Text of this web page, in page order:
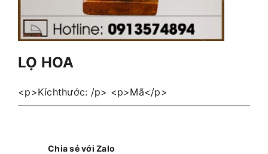
LỌ HOA
<p>Kíchthước: /p> <p>Mã</p>
Chia sẻ với Zalo